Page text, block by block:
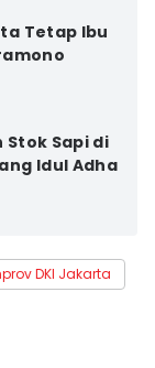
Tetap Ibu
Stok Sapi di
Idul Adha
DKI Jakarta